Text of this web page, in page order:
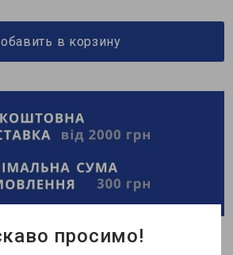
в корзину
просимо!